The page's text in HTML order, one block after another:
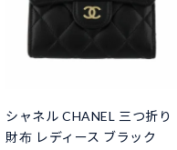
シャネル CHANEL 三つ折り
財布 レディース ブラック